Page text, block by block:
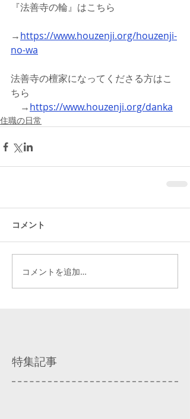
『法善寺の輪』はこちら
→https://www.houzenji.org/houzenji-
no-wa
法善寺の檀家になってくださる方はこ
ちら
→https://www.houzenji.org/danka
住職の日常
コメント
コメントを追加…
特集記事